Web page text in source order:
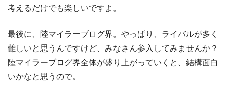
考えるだけでも楽しいですよ。
最後に、陸マイラーブログ界。やっぱり、ライバルが多く
難しいと思うんですけど、みなさん参入してみませんか？
陸マイラーブログ界全体が盛り上がっていくと、結構面白
いかなと思うので。